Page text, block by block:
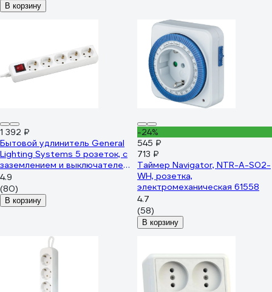
В корзину
1 392 ₽
Бытовой удлинитель General
Lighting Systems 5 розеток, с
заземлением и выключателем,
5 метров, 16А, 3500Вт, Белый
GES-16-3x100-5-5m 470012
4.9
(80)
В корзину
-24%
545 ₽
713 ₽
Таймер Navigator, NTR-A-S02-
WH, розетка,
электромеханическая 61558
4.7
(58)
В корзину